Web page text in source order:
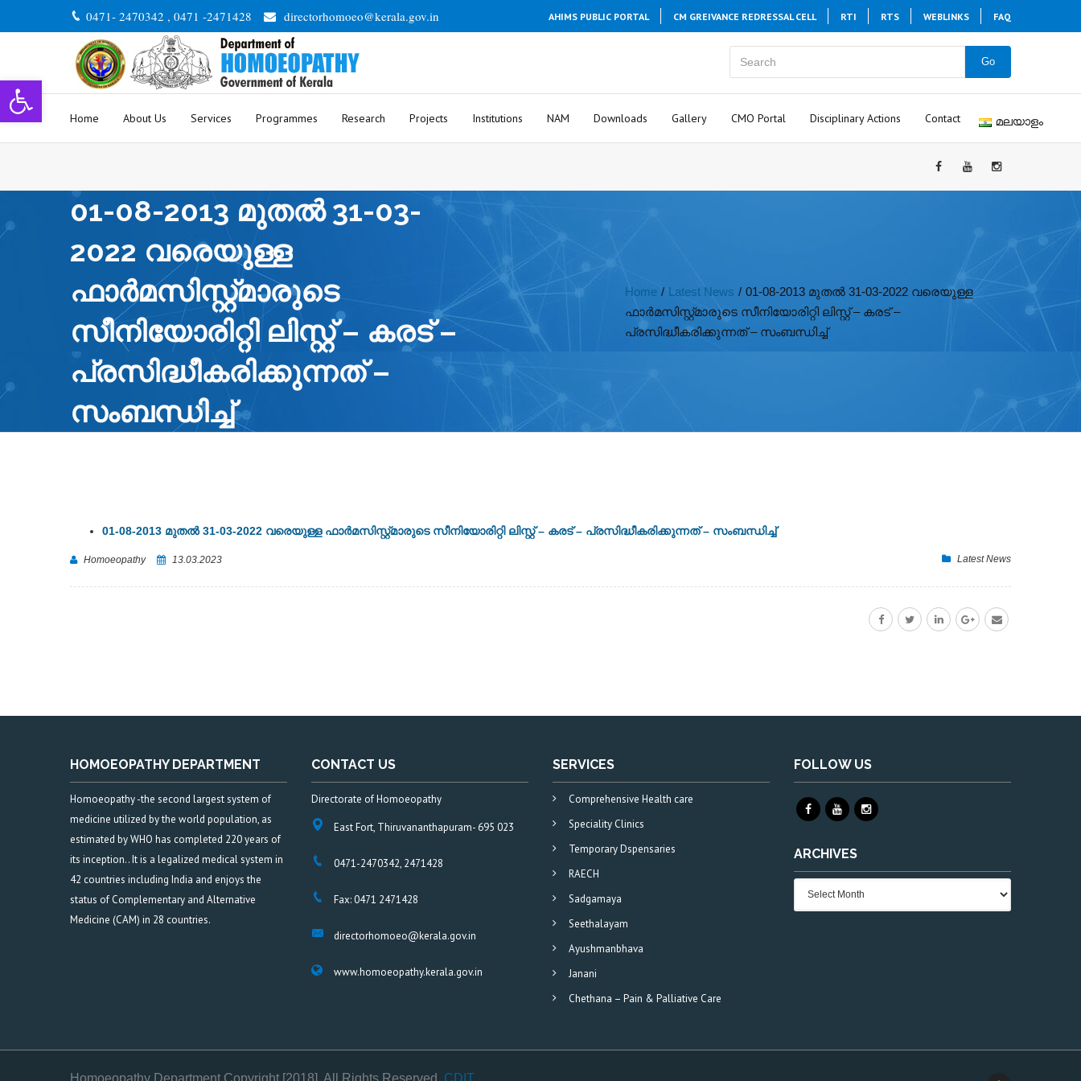
Open toolbar
0471- 2470342 , 0471 -2471428 directorhomoeo@kerala.gov.in AHIMS PUBLIC PORTAL CM GREIVANCE REDRESSAL CELL RTI RTS WEBLINKS FAQ
Go
Home About Us Services Programmes Research Projects Institutions NAM Downloads Gallery CMO Portal Disciplinary Actions Contact മലയാളം
01-08-2013 മുതൽ 31-03-
2022 വരെയുള്ള
ഫാർമസിസ്റ്റ്മാരുടെ
സീനിയോരിറ്റി ലിസ്റ്റ് – കരട് –
പ്രസിദ്ധീകരിക്കുന്നത് –
സംബന്ധിച്ച്
Home / Latest News / 01-08-2013 മുതൽ 31-03-2022 വരെയുള്ള
ഫാർമസിസ്റ്റ്മാരുടെ സീനിയോരിറ്റി ലിസ്റ്റ് – കരട് –
പ്രസിദ്ധീകരിക്കുന്നത് – സംബന്ധിച്ച്
01-08-2013 മുതൽ 31-03-2022 വരെയുള്ള ഫാർമസിസ്റ്റ്മാരുടെ സീനിയോരിറ്റി ലിസ്റ്റ് – കരട് – പ്രസിദ്ധീകരിക്കുന്നത് – സംബന്ധിച്ച്
Homoeopathy 13.03.2023 Latest News
HOMOEOPATHY DEPARTMENT
Homoeopathy -the second largest system of
medicine utilized by the world population, as
estimated by WHO has completed 220 years of
its inception.. It is a legalized medical system in
42 countries including India and enjoys the
status of Complementary and Alternative
Medicine (CAM) in 28 countries.
CONTACT US
Directorate of Homoeopathy
East Fort, Thiruvananthapuram- 695 023
0471-2470342, 2471428
Fax: 0471 2471428
directorhomoeo@kerala.gov.in
www.homoeopathy.kerala.gov.in
SERVICES
Comprehensive Health care
Speciality Clinics
Temporary Dspensaries
RAECH
Sadgamaya
Seethalayam
Ayushmanbhava
Janani
Chethana – Pain & Palliative Care
FOLLOW US
ARCHIVES
Archives
Homoeopathy Department Copyright [2018]. All Rights Reserved. CDIT